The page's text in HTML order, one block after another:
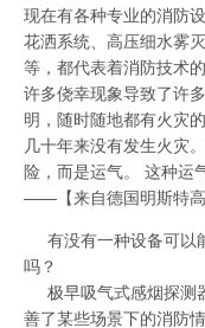
现在有各种专业的消防
花洒系统、高压细水雾
等，都代表着消防技术
许多侥幸现象导致了许
明，随时随地都有火灾
几十年来没有发生火灾
险，而是运气。 这种运
——【来自德国明斯特高
有没有一种设备可以
吗？
极早吸气式感烟探测
善了某些场景下的消防